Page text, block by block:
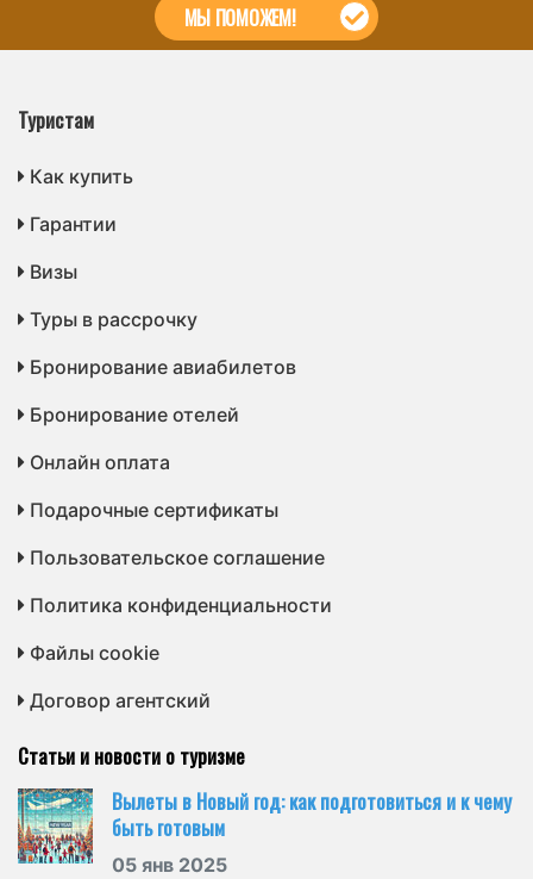
МЫ ПОМОЖЕМ!
Туристам
Как купить
Гарантии
Визы
Туры в рассрочку
Бронирование авиабилетов
Бронирование отелей
Онлайн оплата
Подарочные сертификаты
Пользовательское соглашение
Политика конфиденциальности
Файлы cookie
Договор агентский
Статьи и новости о туризме
Вылеты в Новый год: как подготовиться и к чему
быть готовым
05 янв 2025